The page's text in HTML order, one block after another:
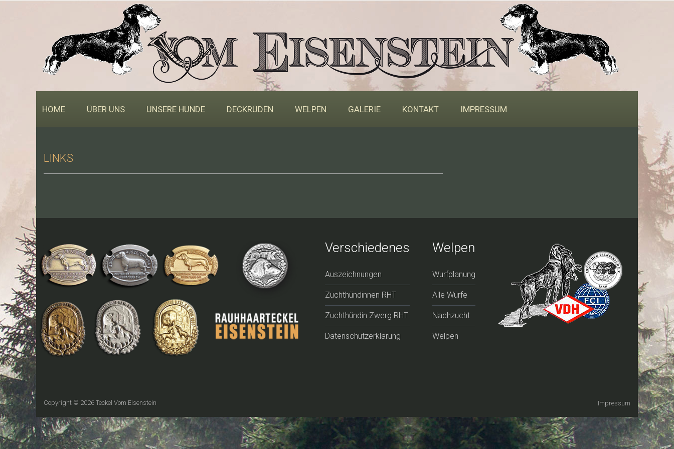
HOME ÜBER UNS UNSERE HUNDE DECKRÜDEN WELPEN GALERIE KONTAKT IMPRESSUM
LINKS
Verschiedenes
Auszeichnungen
Zuchthündinnen RHT
Zuchthündin Zwerg RHT
Datenschutzerklärung
Welpen
Wurfplanung
Alle Würfe
Nachzucht
Welpen
Impressum
Copyright © 2026 Teckel Vom Eisenstein